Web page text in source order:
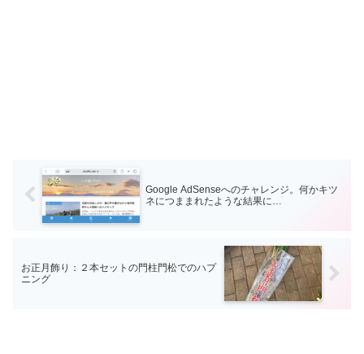
Google AdSenseへのチャレンジ。何かキツ
ネにつままれたような結果に…
お正月飾り：２本セットの門柱門松でのハプ
ニング